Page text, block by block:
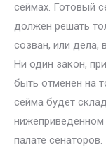
сеймах. Готовый
должен решать
созван, или дела,
Ни один закон,
быть отменен на
сейма будет
нижеприведенном
палате сенаторов.